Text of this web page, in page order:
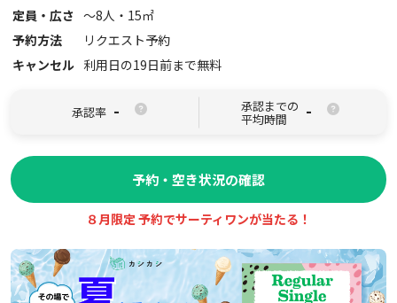
定員・広さ 〜8人・ 15㎡
予約方法
リクエスト予約
キャンセル 利用日の19日前まで無料
承認率 - 承認までの
平均時間 -
予約・空き状況の確認
８月限定 予約でサーティワンが当たる！